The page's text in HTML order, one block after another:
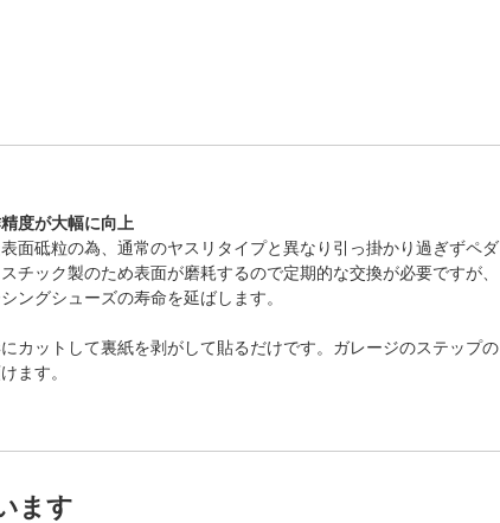
度が大幅に向上
面砥粒の為、通常のヤスリタイプと異なり引っ掛かり過ぎずペダ
チック製のため表面が磨耗するので定期的な交換が必要ですが、
ングシューズの寿命を延ばします。
カットして裏紙を剥がして貼るだけです。ガレージのステップの
ます。
ます